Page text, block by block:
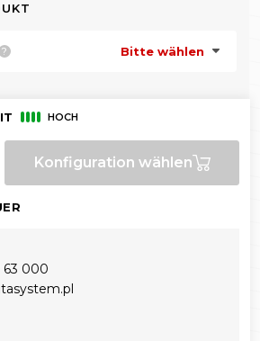
? Bitte wählen
HOCH
Konfiguration wählen
63 000‬